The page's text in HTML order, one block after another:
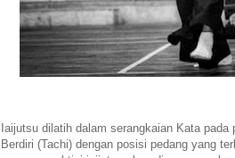
Iaijutsu dilatih dalam serangkaian Kata pada
Berdiri (Tachi) dengan posisi pedang yang